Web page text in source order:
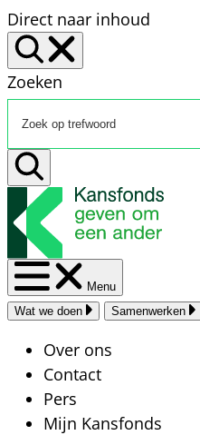
Direct naar inhoud
Zoeken
Menu
Wat we doen
Samenwerken
Over ons
Contact
Pers
Mijn Kansfonds